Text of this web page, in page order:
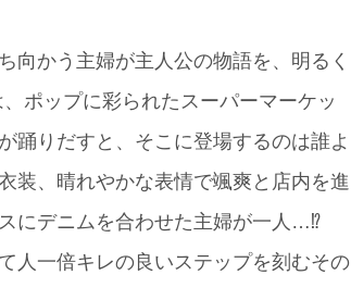
向かう主婦が主人公の物語を、明るく
ポップに彩られたスーパーマーケッ
踊りだすと、そこに登場するのは誰よ
装、晴れやかな表情で颯爽と店内を進
にデニムを合わせた主婦が一人…⁉︎
人一倍キレの良いステップを刻むその